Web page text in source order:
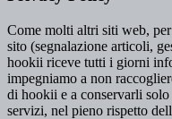
Come molti altri siti web,
sito (segnalazione articoli,
hookii riceve tutti i giorni
impegniamo a non
di hookii e a conservarli
servizi, nel pieno rispetto